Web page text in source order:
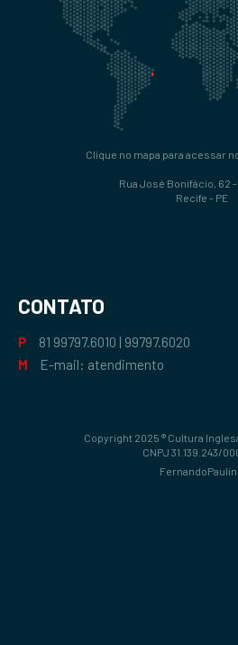
Clique no mapa para acessar
Rua José Bonifácio, 62 -
Recife - PE
CONTATO
P 81 99797.6010 | 99797.6020
M
E-mail: atendimento
Copyright 2025 ® Cultura
CNPJ 31.139.243/